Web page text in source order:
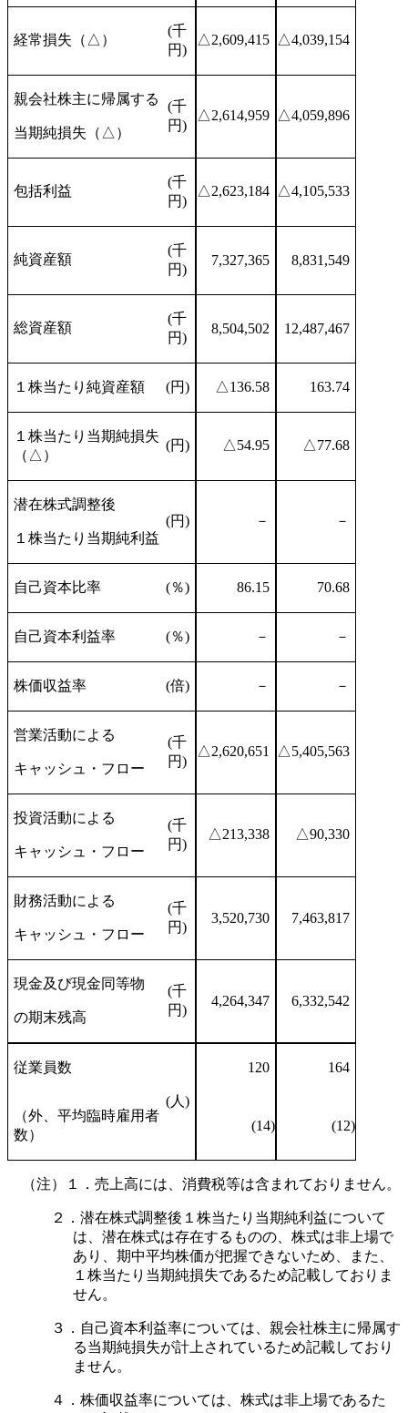
経常損失（△）
(千
円)
△2,609,415 △4,039,154
親会社株主に帰属する
当期純損失（△）
(千
円)
△2,614,959 △4,059,896
包括利益
(千
円)
△2,623,184 △4,105,533
純資産額
(千
円)
7,327,365 8,831,549
総資産額
(千
円)
8,504,502 12,487,467
１株当たり純資産額 (円) △136.58 163.74
１株当たり当期純損失
（△）
(円) △54.95 △77.68
潜在株式調整後
１株当たり当期純利益
(円) － －
自己資本比率 (％) 86.15 70.68
自己資本利益率 (％) － －
株価収益率 (倍) － －
営業活動による
キャッシュ・フロー
(千
円)
△2,620,651 △5,405,563
投資活動による
キャッシュ・フロー
(千
円)
△213,338 △90,330
財務活動による
キャッシュ・フロー
(千
円)
3,520,730 7,463,817
現金及び現金同等物
の期末残高
(千
円)
4,264,347 6,332,542
従業員数
(人)
120 164
（外、平均臨時雇用者
数）
(14) (12)
（注）１．売上高には、消費税等は含まれておりません。
２．潜在株式調整後１株当たり当期純利益について
は、潜在株式は存在するものの、株式は非上場で
あり、期中平均株価が把握できないため、また、
１株当たり当期純損失であるため記載しておりま
せん。
３．自己資本利益率については、親会社株主に帰属す
る当期純損失が計上されているため記載しており
ません。
４．株価収益率については、株式は非上場であるた